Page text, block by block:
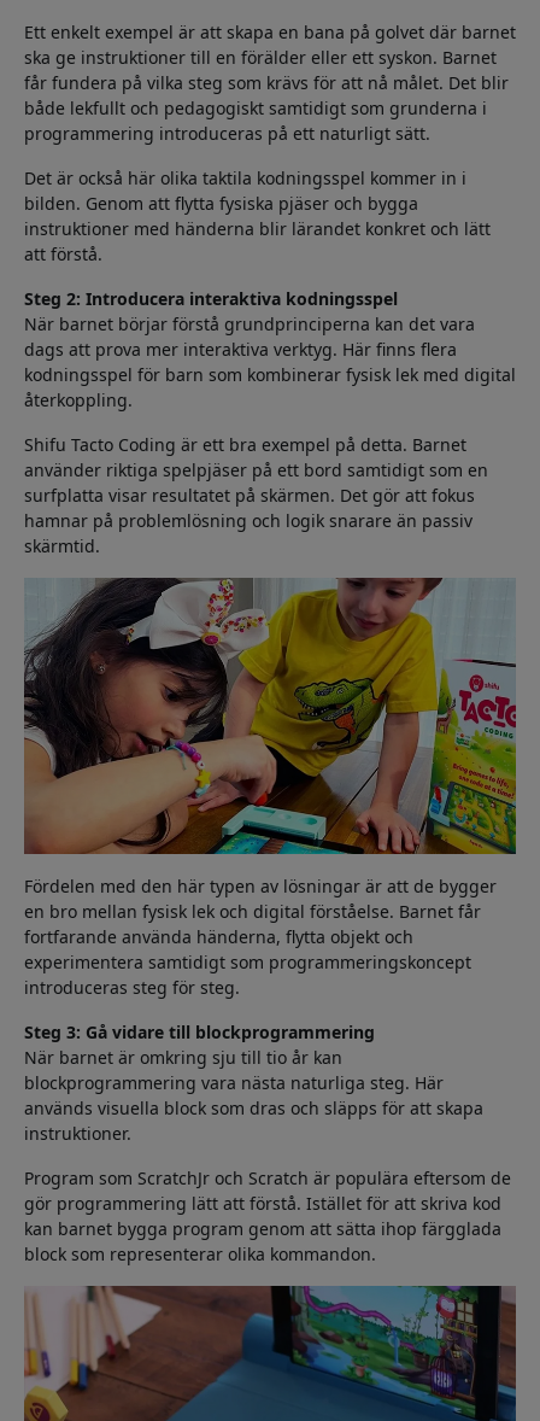
Ett enkelt exempel är att skapa en bana på golvet där barnet
ska ge instruktioner till en förälder eller ett syskon. Barnet
får fundera på vilka steg som krävs för att nå målet. Det blir
både lekfullt och pedagogiskt samtidigt som grunderna i
programmering introduceras på ett naturligt sätt.
Det är också här olika taktila kodningsspel kommer in i
bilden. Genom att flytta fysiska pjäser och bygga
instruktioner med händerna blir lärandet konkret och lätt
att förstå.
Steg 2: Introducera interaktiva kodningsspel
När barnet börjar förstå grundprinciperna kan det vara
dags att prova mer interaktiva verktyg. Här finns flera
kodningsspel för barn som kombinerar fysisk lek med digital
återkoppling.
Shifu Tacto Coding är ett bra exempel på detta. Barnet
använder riktiga spelpjäser på ett bord samtidigt som en
surfplatta visar resultatet på skärmen. Det gör att fokus
hamnar på problemlösning och logik snarare än passiv
skärmtid.
Fördelen med den här typen av lösningar är att de bygger
en bro mellan fysisk lek och digital förståelse. Barnet får
fortfarande använda händerna, flytta objekt och
experimentera samtidigt som programmeringskoncept
introduceras steg för steg.
Steg 3: Gå vidare till blockprogrammering
När barnet är omkring sju till tio år kan
blockprogrammering vara nästa naturliga steg. Här
används visuella block som dras och släpps för att skapa
instruktioner.
Program som ScratchJr och Scratch är populära eftersom de
gör programmering lätt att förstå. Istället för att skriva kod
kan barnet bygga program genom att sätta ihop färgglada
block som representerar olika kommandon.